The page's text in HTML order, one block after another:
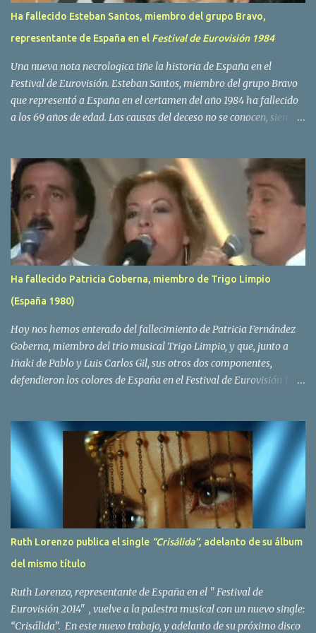
Ha fallecido Esteban Santos, miembro del grupo Bravo,
representante de España en el Festival de Eurovisión 1984
Una nueva nota necrologica tiñe la historia de España en el
Festival de Eurovisión. Esteban Santos, miembro del grupo Bravo
que representó a España en el certamen del año 1984 ha fallecido
a los 69 años de edad. Las causas del deceso no se conocen, siendo
traves de las redes sociales. Nacido en Tolosa en 1951, durante su
epoca universitaria en la carrera de empresariales conoció al
estudiante de medicina Luis Villar, comenzando a actuar
juntos,Santos a la guitarra y Villar al piano, sin atreverse a dar el
salto al mercado profesional. Sin embargo esto cambió gracias a la
propia Amaia Saizar, que tras su abandono de Trigo Limpio,
recibió por parte de la discografica Hispavox el encargo de crear
un nuevo grupo, reclutando al duo de amigos y a la ex modelo
Yolanda Hoyos. Con los cuatro surgió en el año 1982 el grupo
Ha fallecido Patricia Goberna, miembro de Trigo Limpio
(España 1980)
Hoy nos hemos enterado del fallecimiento de Patricia Fernández
Goberna, miembro del trio musical Trigo Limpio, y que, junto a
Iñaki de Pablo y Luis Carlos Gil, sus otros dos componentes,
defendieron los colores de España en el Festival de Eurovisión 1980
padeciendo desde hace tiempo. Patricia Fernández Goberna,
nacida en 1957, entró a formar parte de la formación musical
antes mencionada en el año 1979 sustituyendo a Amaya Saizar. Es
el año 1980 cuando son elegidos para representar a España en
Dublín donde, con su tema Quedate esta noche, obtienen el puesto
12 de 19 países. Tras esta participación graban en Estados Unidos
el disco Entrañablemente , abriendole las puertas del éxito en
America Latina, en especial en Mexico, en donde pasan largas
temporadas. En Trigo Limpio permanecerá hasta el año 1988,
Ruth Lorenzo publica el single “Crisálida“, adelanto de su álbum
del mismo título
Ruth Lorenzo, representante de España en el " Festival de
Eurovisión 2014" , vuelve a la palestra musical con un nuevo single:
“Crisálida”. En este nuevo trabajo, y adelanto de su próximo disco